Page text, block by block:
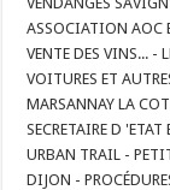
ASSOCIATION AOC
VENTE DES VINS... -
VOITURES ET
MARSANNAY LA
SECRETAIRE D
URBAN TRAIL -
DIJON -